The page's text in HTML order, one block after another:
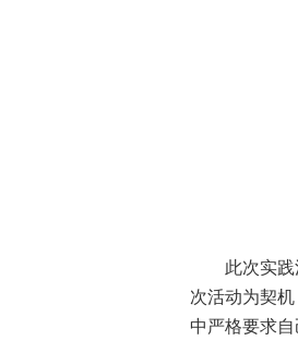
此次实
次活动为契
中严格要求